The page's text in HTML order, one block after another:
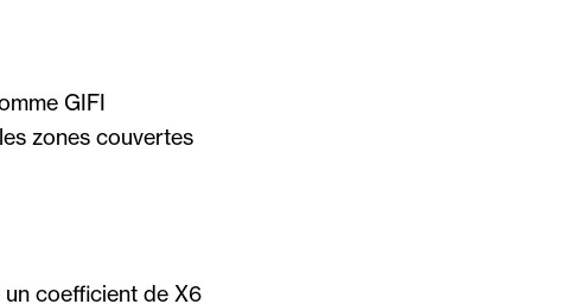
GIFI
zones couvertes
coefficient de X6